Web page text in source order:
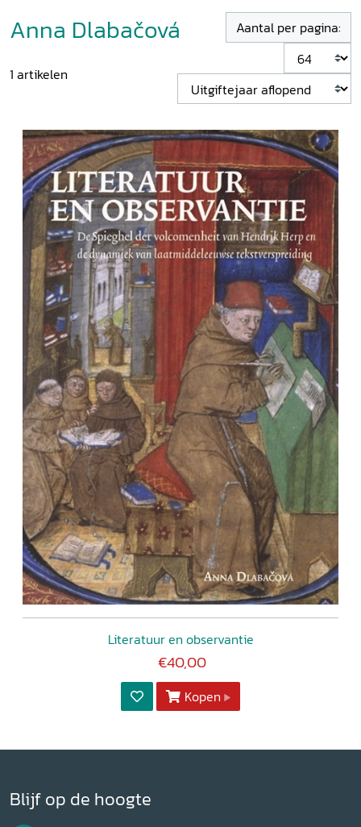
Anna Dlabačová
1 artikelen
Aantal per pagina:
Literatuur en observantie
€40,00
Kopen
Blijf op de hoogte